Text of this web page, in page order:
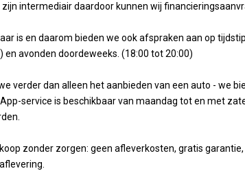
intermediair daardoor kunnen wij
is en daarom bieden we ook afspraken aan op
en avonden doordeweeks. (18:00 tot 20:00)
verder dan alleen het aanbieden van een auto - we
service is beschikbaar van maandag tot en met
zonder zorgen: geen afleverkosten, gratis